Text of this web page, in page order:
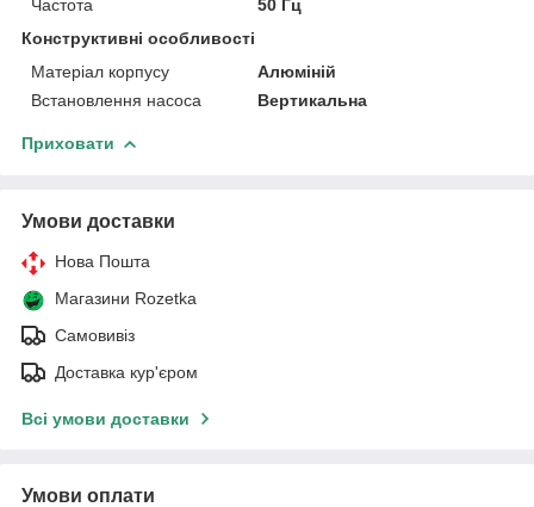
Частота
50 Гц
Конструктивні особливості
Матеріал корпусу
Алюміній
Встановлення насоса
Вертикальна
Приховати
Умови доставки
Нова Пошта
Магазини Rozetka
Самовивіз
Доставка кур'єром
Всі умови доставки
Умови оплати